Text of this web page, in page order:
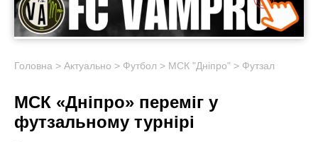
Головна > Актуально > Футбол > МСК "Дніпро" > Футзал
МСК «Дніпро» переміг у
футзальному турнірі